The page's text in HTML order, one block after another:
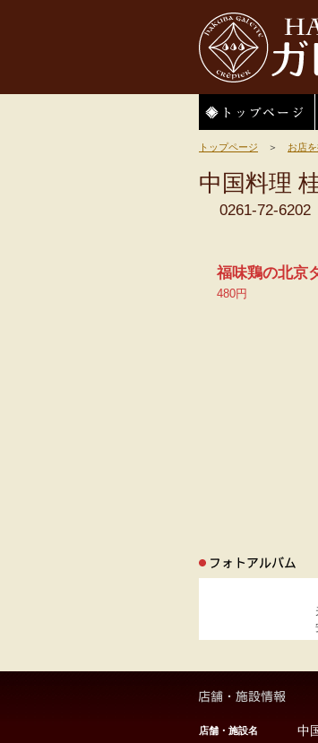
トップページ ＞ お店
中国料理
0261-72-6202
福味鶏の北京
480円
店舗・施設名 中